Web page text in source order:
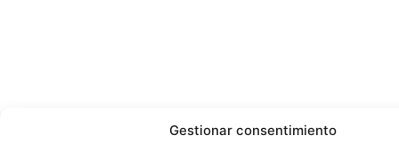
Gestionar consentimiento